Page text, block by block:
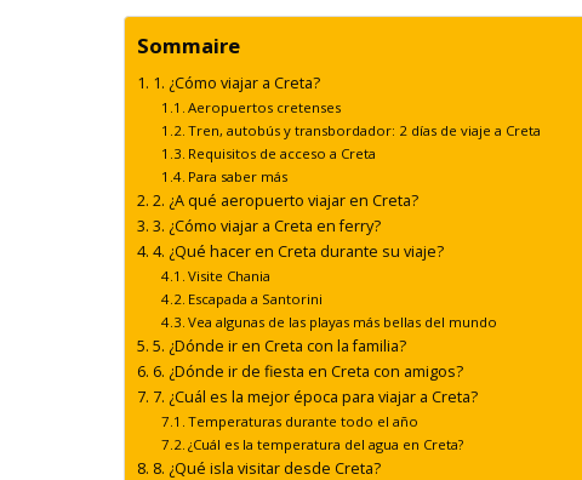
Sommaire
1. ¿Cómo viajar a Creta?
Aeropuertos cretenses
Tren, autobús y transbordador: 2 días de viaje a Creta
Requisitos de acceso a Creta
Para saber más
2. ¿A qué aeropuerto viajar en Creta?
3. ¿Cómo viajar a Creta en ferry?
4. ¿Qué hacer en Creta durante su viaje?
Visite Chania
Escapada a Santorini
Vea algunas de las playas más bellas del mundo
5. ¿Dónde ir en Creta con la familia?
6. ¿Dónde ir de fiesta en Creta con amigos?
7. ¿Cuál es la mejor época para viajar a Creta?
Temperaturas durante todo el año
¿Cuál es la temperatura del agua en Creta?
8. ¿Qué isla visitar desde Creta?